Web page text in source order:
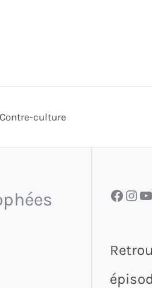
culture
Facebook InstagramYouTube